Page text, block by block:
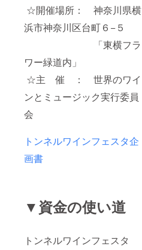
☆開催場所： 神奈川県横
浜市神奈川区台町６−５
「東横フラ
ワー緑道内」
☆主 催 ： 世界のワイ
ンとミュージック実行委員
会
トンネルワインフェスタ企
画書
▼資金の使い道
トンネルワインフェスタ